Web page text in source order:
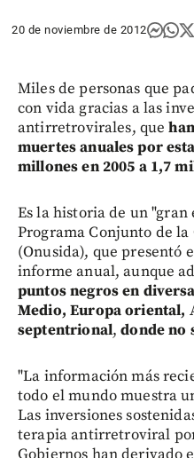
20 de noviembre de 2012
Miles de personas que
con vida gracias a las
antirretrovirales, que
muertes anuales por
millones en 2005 a 1,7
Es la historia de un "gran
Programa Conjunto de
(Onusida), que presentó
informe anual, aunque
puntos negros en
Medio, Europa oriental,
septentrional,donde no
"La información más
todo el mundo muestra
Las inversiones
terapia antirretroviral
Gobiernos han derivado